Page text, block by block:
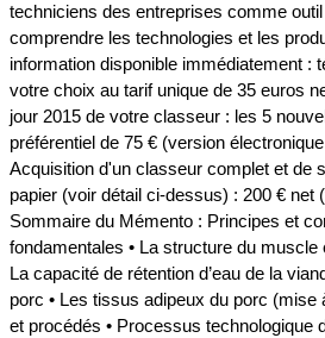
techniciens des entreprises comme
comprendre les technologies et les
information disponible immédiatement :
votre choix au tarif unique de 35 euros
jour 2015 de votre classeur : les 5
préférentiel de 75 € (version
Acquisition d'un classeur complet et de
papier (voir détail ci-dessus) : 200 € net
Sommaire du Mémento : Principes et
fondamentales • La structure du muscle
La capacité de rétention d’eau de la
porc • Les tissus adipeux du porc (mise
et procédés • Processus technologique